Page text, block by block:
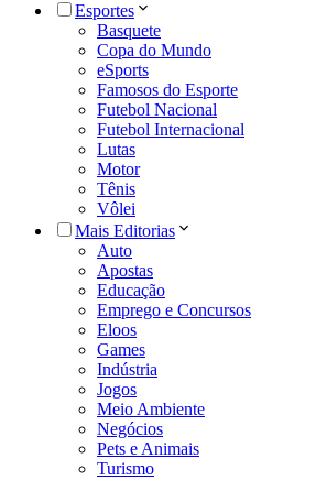
Esportes
Basquete
Copa do Mundo
eSports
Famosos do Esporte
Futebol Nacional
Futebol Internacional
Lutas
Motor
Tênis
Vôlei
Mais Editorias
Auto
Apostas
Educação
Emprego e Concursos
Eloos
Games
Indústria
Jogos
Meio Ambiente
Negócios
Pets e Animais
Turismo